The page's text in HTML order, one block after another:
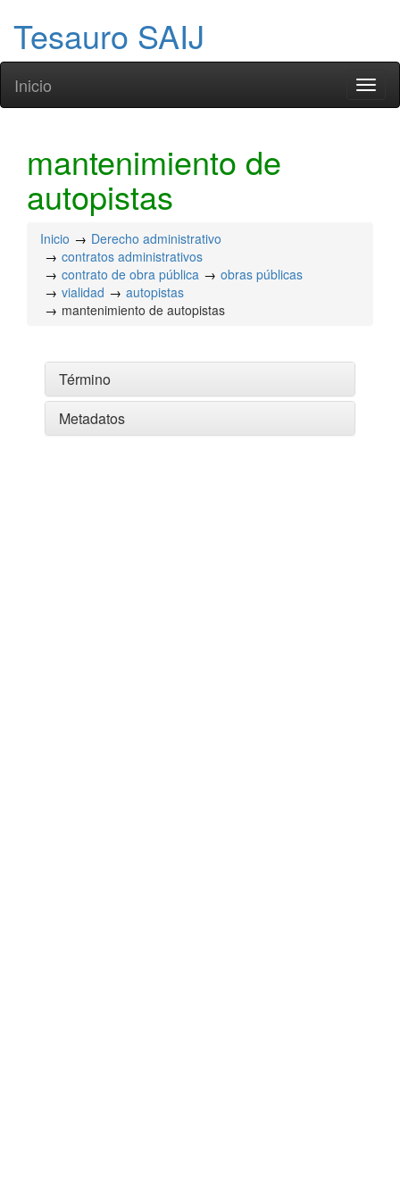
Tesauro SAIJ
Inicio
mantenimiento de
autopistas
Inicio
Derecho administrativo
contratos administrativos
contrato de obra pública
obras públicas
vialidad
autopistas
mantenimiento de autopistas
Término
Metadatos